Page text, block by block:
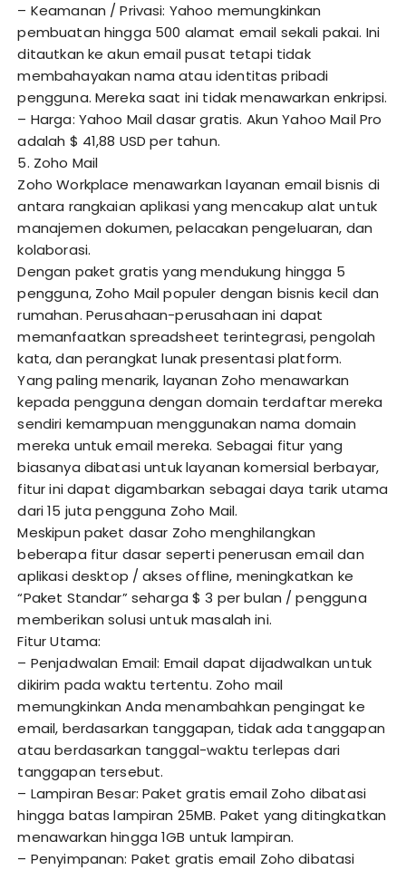
– Keamanan / Privasi: Yahoo memungkinkan
pembuatan hingga 500 alamat email sekali pakai. Ini
ditautkan ke akun email pusat tetapi tidak
membahayakan nama atau identitas pribadi
pengguna. Mereka saat ini tidak menawarkan enkripsi.
– Harga: Yahoo Mail dasar gratis. Akun Yahoo Mail Pro
adalah $ 41,88 USD per tahun.
5. Zoho Mail
Zoho Workplace menawarkan layanan email bisnis di
antara rangkaian aplikasi yang mencakup alat untuk
manajemen dokumen, pelacakan pengeluaran, dan
kolaborasi.
Dengan paket gratis yang mendukung hingga 5
pengguna, Zoho Mail populer dengan bisnis kecil dan
rumahan. Perusahaan-perusahaan ini dapat
memanfaatkan spreadsheet terintegrasi, pengolah
kata, dan perangkat lunak presentasi platform.
Yang paling menarik, layanan Zoho menawarkan
kepada pengguna dengan domain terdaftar mereka
sendiri kemampuan menggunakan nama domain
mereka untuk email mereka. Sebagai fitur yang
biasanya dibatasi untuk layanan komersial berbayar,
fitur ini dapat digambarkan sebagai daya tarik utama
dari 15 juta pengguna Zoho Mail.
Meskipun paket dasar Zoho menghilangkan
beberapa fitur dasar seperti penerusan email dan
aplikasi desktop / akses offline, meningkatkan ke
“Paket Standar” seharga $ 3 per bulan / pengguna
memberikan solusi untuk masalah ini.
Fitur Utama:
– Penjadwalan Email: Email dapat dijadwalkan untuk
dikirim pada waktu tertentu. Zoho mail
memungkinkan Anda menambahkan pengingat ke
email, berdasarkan tanggapan, tidak ada tanggapan
atau berdasarkan tanggal-waktu terlepas dari
tanggapan tersebut.
– Lampiran Besar: Paket gratis email Zoho dibatasi
hingga batas lampiran 25MB. Paket yang ditingkatkan
menawarkan hingga 1GB untuk lampiran.
– Penyimpanan: Paket gratis email Zoho dibatasi